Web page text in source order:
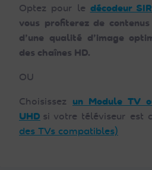
Optez pour le décodeur
vous profiterez de
d’une qualité d’image
des chaînes HD.
OU
Choisissez un Module TV
UHD si votre téléviseur est
des TVs compatibles)